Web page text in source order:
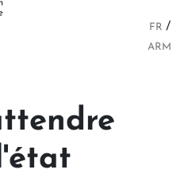
FR
ARM